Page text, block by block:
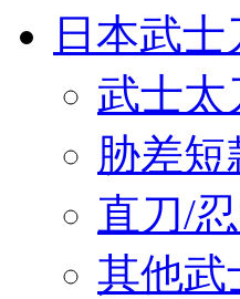
日本武士
武士太
胁差短
直刀/
其他武